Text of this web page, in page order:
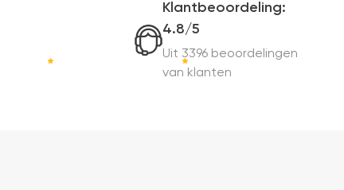
Klantbeoordeling:
4.8/5
Uit 3396 beoordelingen
van klanten